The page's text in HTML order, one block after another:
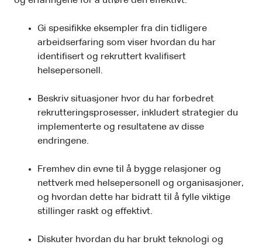
Gi spesifikke eksempler fra din tidligere
arbeidserfaring som viser hvordan du har
identifisert og rekruttert kvalifisert
helsepersonell.
Beskriv situasjoner hvor du har forbedret
rekrutteringsprosesser, inkludert strategier du
implementerte og resultatene av disse
endringene.
Fremhev din evne til å bygge relasjoner og
nettverk med helsepersonell og organisasjoner,
og hvordan dette har bidratt til å fylle viktige
stillinger raskt og effektivt.
Diskuter hvordan du har brukt teknologi og